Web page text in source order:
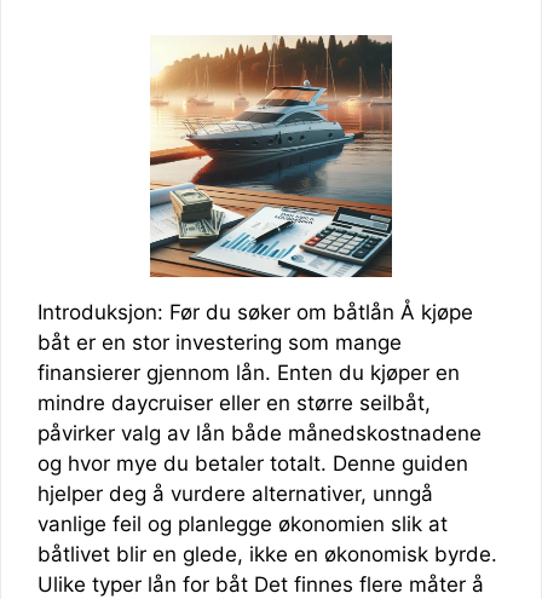
Introduksjon: Før du søker om båtlån Å kjøpe
båt er en stor investering som mange
finansierer gjennom lån. Enten du kjøper en
mindre daycruiser eller en større seilbåt,
påvirker valg av lån både månedskostnadene
og hvor mye du betaler totalt. Denne guiden
hjelper deg å vurdere alternativer, unngå
vanlige feil og planlegge økonomien slik at
båtlivet blir en glede, ikke en økonomisk byrde.
Ulike typer lån for båt Det finnes flere måter å